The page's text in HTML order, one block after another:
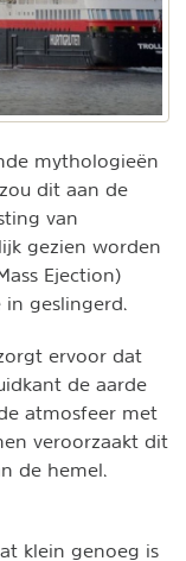
mythologieën
zou dit aan de
van
gezien worden
Ejection)
geslingerd.
ervoor dat
de aarde
atmosfeer met
veroorzaakt dit
de hemel.
klein genoeg is